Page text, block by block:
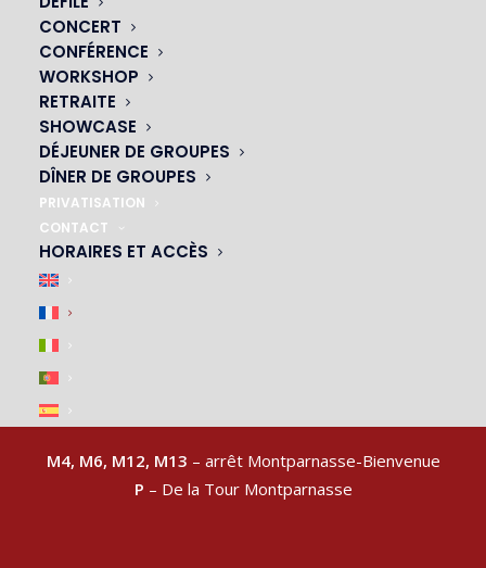
CONCERT
CONFÉRENCE
WORKSHOP
RETRAITE
SHOWCASE
DÉJEUNER DE GROUPES
DÎNER DE GROUPES
PRIVATISATION
CONTACT
HORAIRES ET ACCÈS
M4, M6, M12, M13 – arrêt Montparnasse-Bienvenue
P – De la Tour Montparnasse